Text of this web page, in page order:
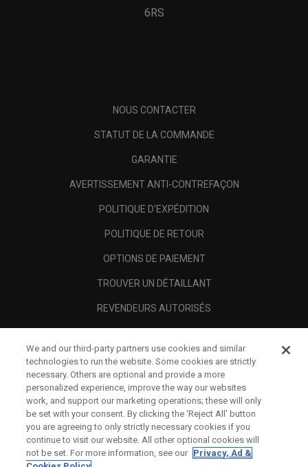
6RS
NOUS CONTACTER
STATUT DE LA COMMANDE
GARANTIE
AVERTISSEMENT ANTI-CONTREFAÇON
POLITIQUE D'EXPÉDITION
POLITIQUE DE RETOUR
OPTIONS DE PAIEMENT
TROUVER UN DÉTAILLANT
REVENDEURS AUTORISÉS
A PROPOS
MENTIONS LÉGALES
We and our third-party partners use cookies and similar
technologies to run the website. Some cookies are strictly
necessary. Others are optional and provide a more
personalized experience, improve the way our websites
work, and support our marketing operations; these will only
be set with your consent. By clicking the ‘Reject All' button
you are agreeing to only strictly necessary cookies if you
continue to visit our website. All other optional cookies will
not be set. For more information, see our Privacy, Ad &